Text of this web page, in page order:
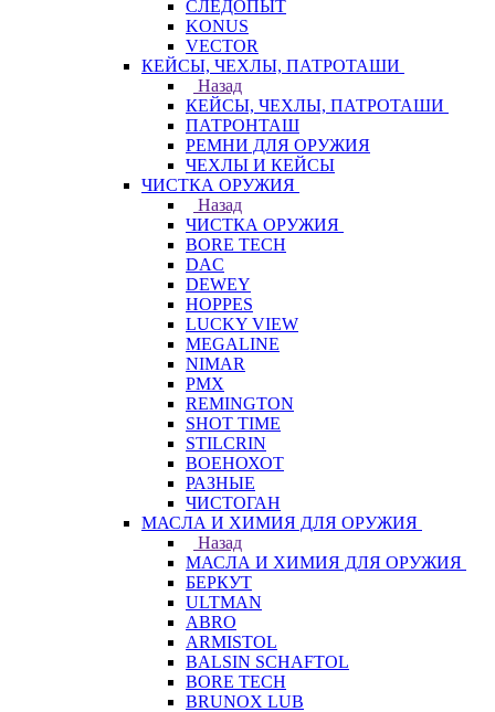
СЛЕДОПЫТ
KONUS
VECTOR
КЕЙСЫ, ЧЕХЛЫ, ПАТРОТАШИ
Назад
КЕЙСЫ, ЧЕХЛЫ, ПАТРОТАШИ
ПАТРОНТАШ
РЕМНИ ДЛЯ ОРУЖИЯ
ЧЕХЛЫ И КЕЙСЫ
ЧИСТКА ОРУЖИЯ
Назад
ЧИСТКА ОРУЖИЯ
BORE TECH
DAC
DEWEY
HOPPES
LUCKY VIEW
MEGALINE
NIMAR
PMX
REMINGTON
SHOT TIME
STILCRIN
ВОЕНОХОТ
РАЗНЫЕ
ЧИСТОГАН
МАСЛА И ХИМИЯ ДЛЯ ОРУЖИЯ
Назад
МАСЛА И ХИМИЯ ДЛЯ ОРУЖИЯ
БЕРКУТ
ULTMAN
ABRO
ARMISTOL
BALSIN SCHAFTOL
BORE TECH
BRUNOX LUB